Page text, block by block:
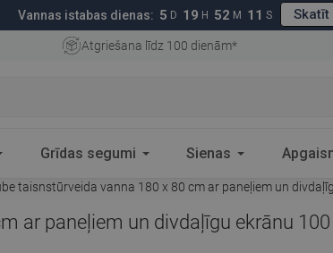
Vannas istabas dienas: 5 D 19 H 52 M 10 S Skatīt
Atgriešana līdz 100 dienām*
Grīdas segumi Sienas
taisnstūrveida vanna 180 x 80 cm ar paneļiem un
ar paneļiem un divdaļīgu ekrānu